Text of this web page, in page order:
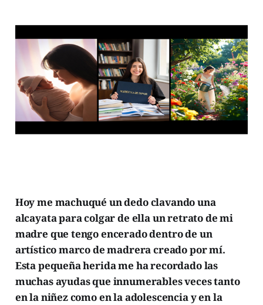
Hoy me machuqué un dedo clavando una
alcayata para colgar de ella un retrato de mi
madre que tengo encerado dentro de un
artístico marco de madrera creado por mí.
Esta pequeña herida me ha recordado las
muchas ayudas que innumerables veces tanto
en la niñez como en la adolescencia y en la